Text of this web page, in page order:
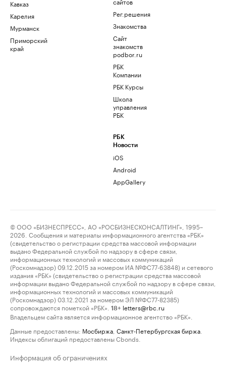
Кавказ
Карелия
Мурманск
Приморский
край
Рег.решения
Знакомства
Сайт
знакомств
podbor.ru
РБК
Компании
РБК Курсы
Школа
управления
РБК
РБК
Новости
iOS
Android
AppGallery
© ООО «БИЗНЕСПРЕСС», АО «РОСБИЗНЕСКОНСАЛТИНГ», 1995–
2026. Сообщения и материалы информационного агентства «РБК»
(свидетельство о регистрации средства массовой информации
выдано Федеральной службой по надзору в сфере связи,
информационных технологий и массовых коммуникаций
(Роскомнадзор) 09.12.2015 за номером ИА №ФС77-63848) и сетевого
издания «РБК» (свидетельство о регистрации средства массовой
информации выдано Федеральной службой по надзору в сфере связи,
информационных технологий и массовых коммуникаций
(Роскомнадзор) 03.12.2021 за номером ЭЛ №ФС77-82385)
сопровождаются пометкой «РБК».
18+ letters@rbc.ru
Владельцем сайта является информационное агентство «РБК».
Данные предоставлены: Мосбиржа Санкт-Петербургская биржа
Индексы облигаций предоставлены Cbonds.
Информация об ограничениях